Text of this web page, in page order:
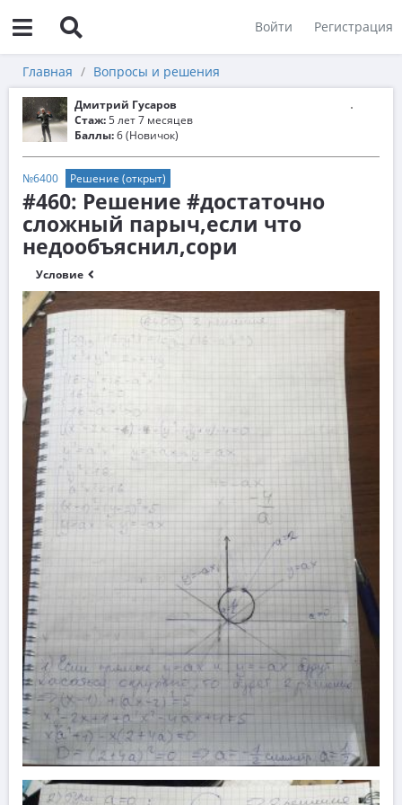
Войти Регистрация
Главная Вопросы и решения
Дмитрий Гусаров
Стаж:5 лет 7 месяцев
Баллы:6 (Новичок)
№6400 Решение (открыт)
#460: Решение #достаточно
сложный парыч,если что
недообъяснил,сори
Условие